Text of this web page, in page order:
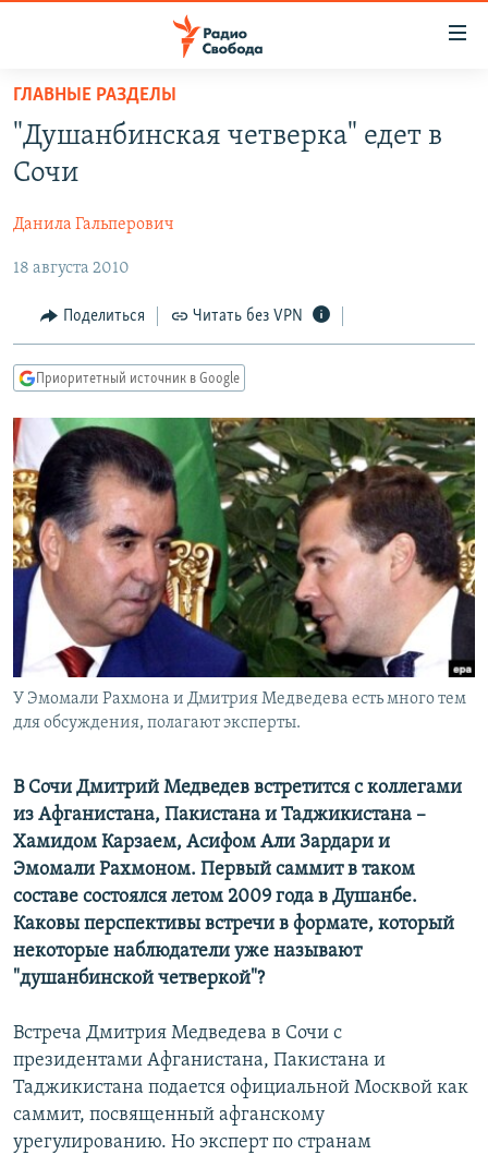
упрощенного
доступа
Вернуться
основному
Вернутся
главной
навигации
Вернутся
поиску
ПРОГРАММЫ
ПОДКАСТЫ
ЦИТАТЫ СВОБОДЫ
МНЕНИЯ
КУЛЬТУРА
IDEL.РЕАЛИИ
КАВКАЗ.РЕАЛИИ
СЕВЕР.РЕАЛИИ
СИБИРЬ.РЕАЛИИ
РАСПИСАНИЕ ВЕЩАНИЯ
ПОДПИШИТЕСЬ НА РАССЫЛКУ
СОЦИАЛЬНЫЕ СЕТИ
ГЛАВНЫЕ РАЗДЕЛЫ
"Душанбинская четверка" едет в
Сочи
Данила Гальперович
18 августа 2010
Поделиться Читать без VPN
Приоритетный источник в Google
У Эмомали Рахмона и Дмитрия Медведева есть много тем
для обсуждения, полагают эксперты.
В Сочи Дмитрий Медведев встретится с коллегами
из Афганистана, Пакистана и Таджикистана –
Хамидом Карзаем, Асифом Али Зардари и
Эмомали Рахмоном. Первый саммит в таком
составе состоялся летом 2009 года в Душанбе.
Каковы перспективы встречи в формате, который
некоторые наблюдатели уже называют
"душанбинской четверкой"?
Встреча Дмитрия Медведева в Сочи с
президентами Афганистана, Пакистана и
Таджикистана подается официальной Москвой как
саммит, посвященный афганскому
урегулированию. Но эксперт по странам